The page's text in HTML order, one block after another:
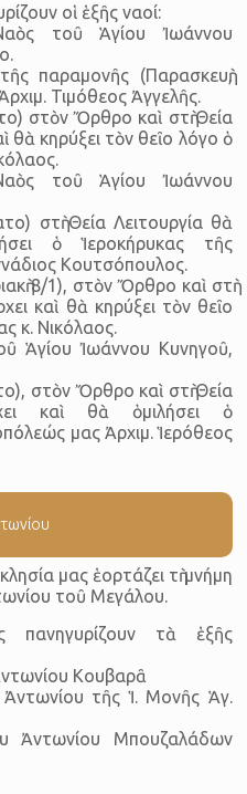
οἱ ἑξῆς ναοί:
τοῦ Ἁγίου Ἰωάννου
παραμονῆς (Παρασκευὴ,
Τιμόθεος Ἀγγελῆς.
στὸν Ὄρθρο καὶ στὴ Θεία
θὰ κηρύξει τὸν θεῖο λόγο ὁ
τοῦ Ἁγίου Ἰωάννου
στὴ Θεία Λειτουργία θὰ
ὁ Ἱεροκήρυκας τῆς
Κουτσόπουλος.
8/1), στὸν Ὄρθρο καὶ στὴ
καὶ θὰ κηρύξει τὸν θεῖο
κ. Νικόλαος.
Ἁγίου Ἰωάννου Κυνηγοῦ,
στὸν Ὄρθρο καὶ στὴ Θεία
καὶ θὰ ὁμιλήσει ὁ
μας Ἀρχιμ. Ἱερόθεος
μας ἑορτάζει τὴ μνήμη
τοῦ Μεγάλου.
τὰ ἑξῆς
Κουβαρᾶ
τῆς Ἱ. Μονῆς Ἁγ.
Ἀντωνίου Μπουζαλάδων